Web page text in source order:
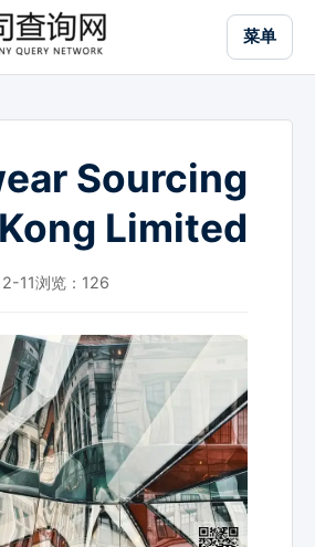
菜单
Sourcing
Limited
11浏览： 126